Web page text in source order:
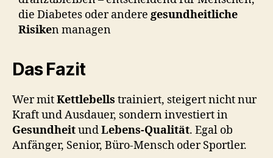
die Diabetes oder andere gesundheitliche
Risiken managen
Das Fazit
Wer mitKettlebells trainiert, steigert nicht nur
Kraft und Ausdauer, sondern investiert in
GesundheitundLebens-Qualität. Egal ob
Anfänger, Senior, Büro-Mensch oder Sportler.